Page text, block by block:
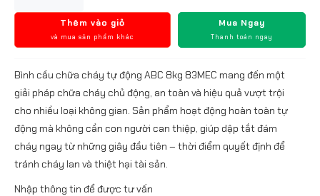
Thêm vào giỏ
và mua sản phẩm khác
Mua Ngay
Thanh toán ngay
Bình cầu chữa cháy tự động ABC 8kg 83MEC mang đến một
giải pháp chữa cháy chủ động, an toàn và hiệu quả vượt trội
cho nhiều loại không gian. Sản phẩm hoạt động hoàn toàn tự
động mà không cần con người can thiệp, giúp dập tắt đám
cháy ngay từ những giây đầu tiên – thời điểm quyết định để
tránh cháy lan và thiệt hại tài sản.
Nhập thông tin để được tư vấn